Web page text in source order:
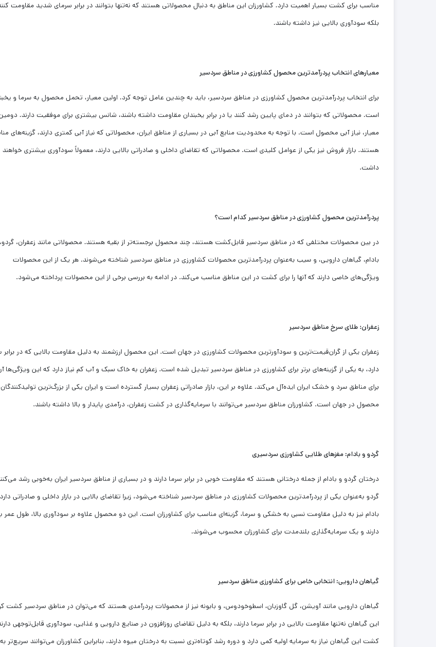
مناسب برای کشت بسیار اهمیت دارد. کشاورزان این مناطق به دنبال محصولاتی هستند که نه‌تنها بتوانند در برابر سرمای شدید مقاومت
بلکه سودآوری بالایی نیز داشته باشند.
معیارهای انتخاب پردرآمدترین محصول کشاورزی در مناطق سردسیر
برای انتخاب پردرآمدترین محصول کشاورزی در مناطق سردسیر، باید به چندین عامل توجه کرد. اولین معیار، تحمل محصول به سرما و
است. محصولاتی که بتوانند در دمای پایین رشد کنند یا در برابر یخبندان مقاومت داشته باشند، شانس بیشتری برای موفقیت دارند.
معیار، نیاز آبی محصول است. با توجه به محدودیت منابع آبی در بسیاری از مناطق ایران، محصولاتی که نیاز آبی کمتری دارند، گزینه‌های
هستند. بازار فروش نیز یکی از عوامل کلیدی است. محصولاتی که تقاضای داخلی و صادراتی بالایی دارند، معمولاً سودآوری بیشتری خواهند
داشت.
پردرآمدترین محصول کشاورزی در مناطق سردسیر کدام است؟
در بین محصولات مختلفی که در مناطق سردسیر قابل‌کشت هستند، چند محصول برجسته‌تر از بقیه هستند. محصولاتی مانند زعفران، گردو،
بادام، گیاهان دارویی، و سیب به‌عنوان پردرآمدترین محصولات کشاورزی در مناطق سردسیر شناخته می‌شوند. هر یک از این محصولات
ویژگی‌های خاصی دارند که آنها را برای کشت در این مناطق مناسب می‌کند. در ادامه به بررسی برخی از این محصولات پرداخته می‌شود.
زعفران: طلای سرخ مناطق سردسیر
زعفران یکی از گران‌قیمت‌ترین و سودآورترین محصولات کشاورزی در جهان است. این محصول ارزشمند به دلیل مقاومت بالایی که در برابر
دارد، به یکی از گزینه‌های برتر برای کشاورزی در مناطق سردسیر تبدیل شده است. زعفران به خاک سبک و آب کم نیاز دارد که این ویژگی‌ها
برای مناطق سرد و خشک ایران ایده‌آل می‌کند. علاوه بر این، بازار صادراتی زعفران بسیار گسترده است و ایران یکی از بزرگ‌ترین
محصول در جهان است. کشاورزان مناطق سردسیر می‌توانند با سرمایه‌گذاری در کشت زعفران، درآمدی پایدار و بالا داشته باشند.
گردو و بادام: مغزهای طلایی کشاورزی سردسیری
درختان گردو و بادام از جمله درختانی هستند که مقاومت خوبی در برابر سرما دارند و در بسیاری از مناطق سردسیر ایران به‌خوبی رشد
گردو به‌عنوان یکی از پردرآمدترین محصولات کشاورزی در مناطق سردسیر شناخته می‌شود، زیرا تقاضای بالایی در بازار داخلی و صادراتی
بادام نیز به دلیل مقاومت نسبی به خشکی و سرما، گزینه‌ای مناسب برای کشاورزان است. این دو محصول علاوه بر سودآوری بالا، طول عمر
دارند و یک سرمایه‌گذاری بلندمدت برای کشاورزان محسوب می‌شوند.
گیاهان دارویی: انتخابی خاص برای کشاورزی مناطق سردسیر
گیاهان دارویی مانند آویشن، گل گاوزبان، اسطوخودوس، و بابونه نیز از محصولات پردرآمدی هستند که می‌توان در مناطق سردسیر کشت
این گیاهان نه‌تنها مقاومت بالایی در برابر سرما دارند، بلکه به دلیل تقاضای روزافزون در صنایع دارویی و غذایی، سودآوری قابل‌توجهی
کشت این گیاهان نیاز به سرمایه اولیه کمی دارد و دوره رشد کوتاه‌تری نسبت به درختان میوه دارند، بنابراین کشاورزان می‌توانند سریع‌تر به